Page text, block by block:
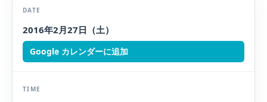
DATE
2016年2月27日（土）
Google カレンダーに追加
TIME